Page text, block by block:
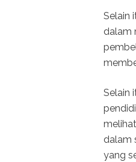
Selain
dalam
Selain
dalam
yang